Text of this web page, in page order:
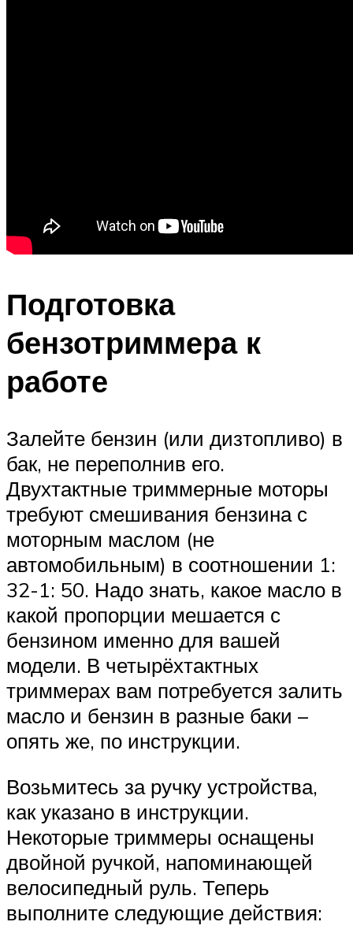
Подготовка
бензотриммера к
работе
Залейте бензин (или дизтопливо) в
бак, не переполнив его.
Двухтактные триммерные моторы
требуют смешивания бензина с
моторным маслом (не
автомобильным) в соотношении 1:
32-1: 50. Надо знать, какое масло в
какой пропорции мешается с
бензином именно для вашей
модели. В четырёхтактных
триммерах вам потребуется залить
масло и бензин в разные баки –
опять же, по инструкции.
Возьмитесь за ручку устройства,
как указано в инструкции.
Некоторые триммеры оснащены
двойной ручкой, напоминающей
велосипедный руль. Теперь
выполните следующие действия: